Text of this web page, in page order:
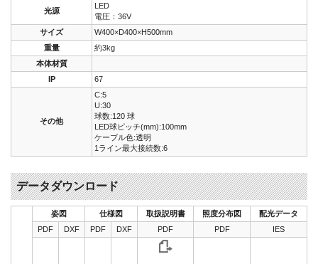
光源
LED
電圧：36V
サイズ
W400×D400×H500mm
重量
約3kg
本体材質
IP
67
その他
C:5
U:30
球数:120 球
LED球ピッチ(mm):100mm
ケーブル色:透明
1ライン最大接続数:6
データダウンロード
姿図 仕様図 取扱説明書 照度分布図
配光データ
PDF
DXF PDF DXF PDF PDF IES